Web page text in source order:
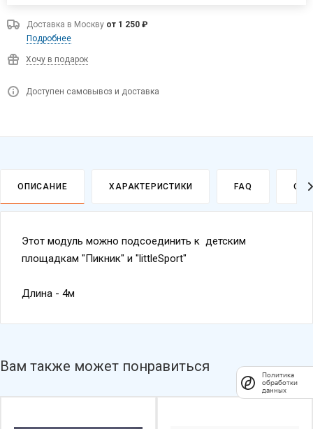
Доставка в Москву от 1 250 ₽
Подробнее
Хочу в подарок
Доступен самовывоз и доставка
ОПИСАНИЕ ХАРАКТЕРИСТИКИ FAQ
Этот модуль можно подсоединить к детским
площадкам "Пикник" и "littleSport"
Длина - 4м
Вам также может понравиться
Политика